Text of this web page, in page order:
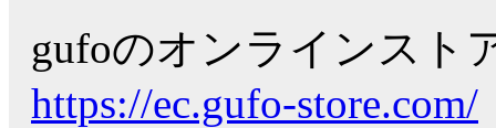
gufoのオンラインスト
https://ec.gufo-store.com/